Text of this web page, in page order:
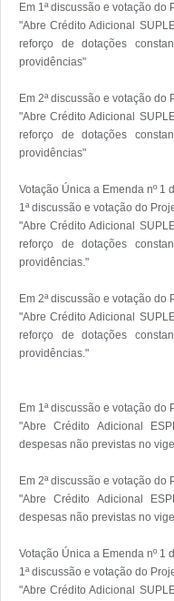
Em 1ª discussão e votação do
"Abre Crédito Adicional
reforço de dotações
providências"
Em 2ª discussão e votação do
"Abre Crédito Adicional
reforço de dotações
providências"
Votação Única a Emenda nº 1
1ª discussão e votação do
"Abre Crédito Adicional
reforço de dotações
providências."
Em 2ª discussão e votação do
"Abre Crédito Adicional
reforço de dotações
providências."
Em 1ª discussão e votação do
"Abre Crédito Adicional
despesas não previstas no
Em 2ª discussão e votação do
"Abre Crédito Adicional
despesas não previstas no
Votação Única a Emenda nº 1
1ª discussão e votação do
"Abre Crédito Adicional